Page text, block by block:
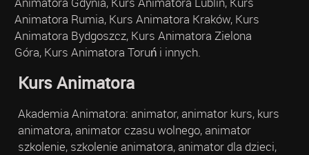
Animatora Rumia, Kurs Animatora Kraków, Kurs
Animatora Bydgoszcz, Kurs Animatora Zielona
Góra, Kurs Animatora Toruń i innych.
Kurs Animatora
Akademia Animatora: animator, animator kurs, kurs
animatora, animator czasu wolnego, animator
szkolenie, szkolenie animatora, animator dla dzieci,